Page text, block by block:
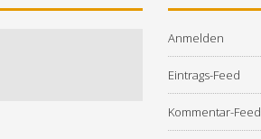
Anmelden
Eintrags-Feed
Kommentar-Feed